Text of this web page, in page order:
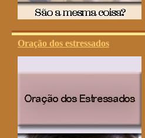
Oração dos estressados